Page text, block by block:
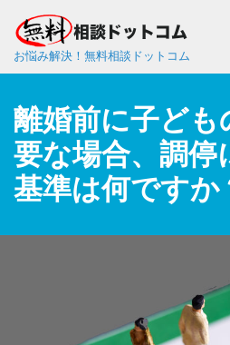
お悩み解決！無料相談ドットコム
離婚前に子ども
要な場合、調停
基準は何ですか